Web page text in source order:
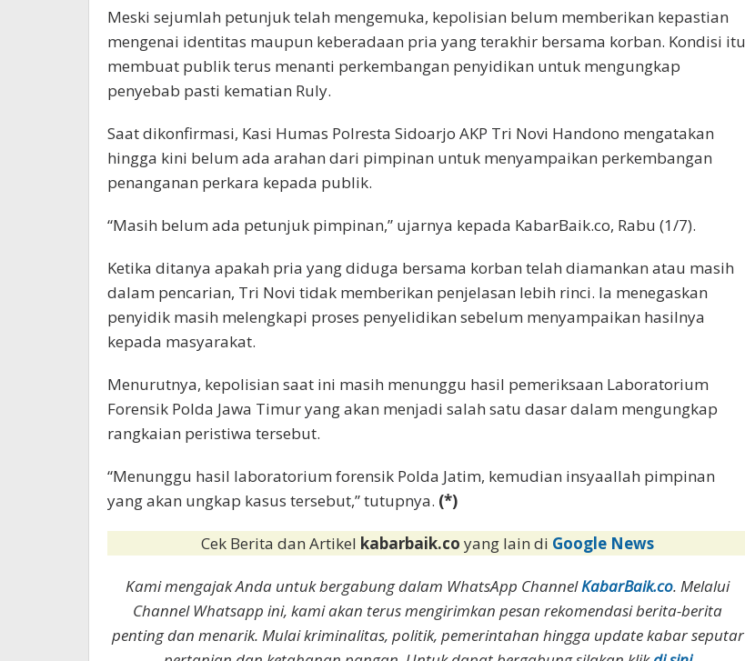
Meski sejumlah petunjuk telah mengemuka, kepolisian belum memberikan kepastian
mengenai identitas maupun keberadaan pria yang terakhir bersama korban. Kondisi itu
membuat publik terus menanti perkembangan penyidikan untuk mengungkap
penyebab pasti kematian Ruly.
Saat dikonfirmasi, Kasi Humas Polresta Sidoarjo AKP Tri Novi Handono mengatakan
hingga kini belum ada arahan dari pimpinan untuk menyampaikan perkembangan
penanganan perkara kepada publik.
“Masih belum ada petunjuk pimpinan,” ujarnya kepada KabarBaik.co, Rabu (1/7).
Ketika ditanya apakah pria yang diduga bersama korban telah diamankan atau masih
dalam pencarian, Tri Novi tidak memberikan penjelasan lebih rinci. Ia menegaskan
penyidik masih melengkapi proses penyelidikan sebelum menyampaikan hasilnya
kepada masyarakat.
Menurutnya, kepolisian saat ini masih menunggu hasil pemeriksaan Laboratorium
Forensik Polda Jawa Timur yang akan menjadi salah satu dasar dalam mengungkap
rangkaian peristiwa tersebut.
“Menunggu hasil laboratorium forensik Polda Jatim, kemudian insyaallah pimpinan
yang akan ungkap kasus tersebut,” tutupnya. (*)
Cek Berita dan Artikel kabarbaik.coyang lain di Google News
Kami mengajak Anda untuk bergabung dalam WhatsApp ChannelKabarBaik.co. Melalui
Channel Whatsapp ini, kami akan terus mengirimkan pesan rekomendasi berita-berita
penting dan menarik. Mulai kriminalitas, politik, pemerintahan hingga update kabar seputar